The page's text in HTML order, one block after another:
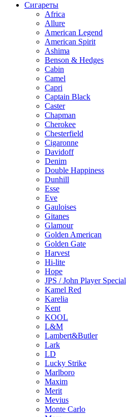
Сигареты
Africa
Allure
American Legend
American Spirit
Ashima
Benson & Hedges
Cabin
Camel
Capri
Captain Black
Caster
Chapman
Cherokee
Chesterfield
Cigaronne
Davidoff
Denim
Double Happiness
Dunhill
Esse
Eve
Gauloises
Gitanes
Glamour
Golden American
Golden Gate
Harvest
Hi-lite
Hope
JPS / John Player Special
Kamel Red
Karelia
Kent
KOOL
L&M
Lambert&Butler
Lark
LD
Lucky Strike
Marlboro
Maxim
Merit
Mevius
Monte Carlo